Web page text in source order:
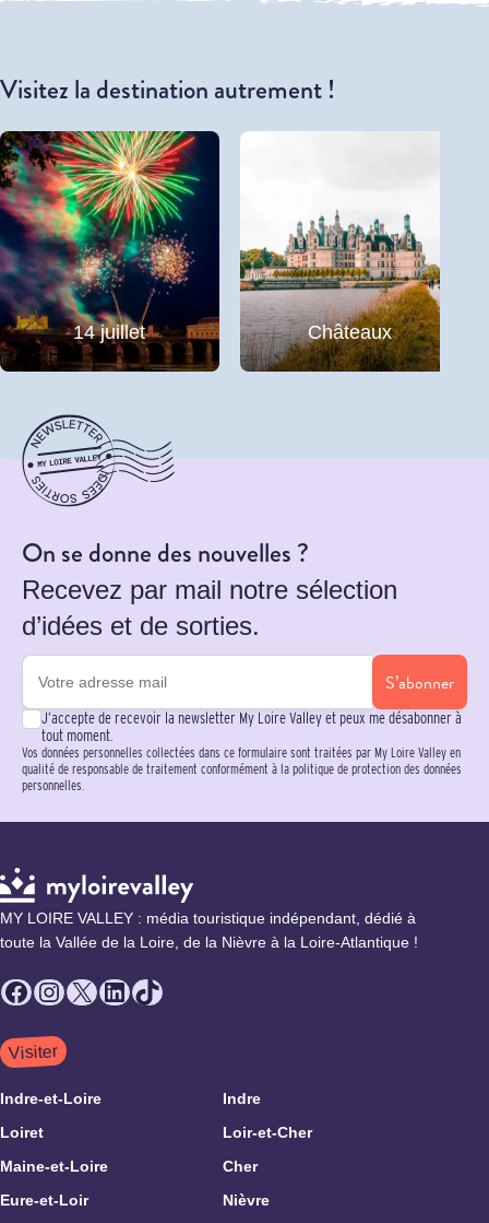
Visitez la destination autrement !
14 juillet Châteaux
On se donne des nouvelles ?
Recevez par mail notre sélection
d’idées et de sorties.
S’abonner
J’accepte de recevoir la newsletter My Loire Valley et peux me désabonner à
tout moment.
Vos données personnelles collectées dans ce formulaire sont traitées par My Loire Valley en
qualité de responsable de traitement conformément à la politique de protection des données
personnelles.
MY LOIRE VALLEY : média touristique indépendant, dédié à
toute la Vallée de la Loire, de la Nièvre à la Loire-Atlantique !
Facebook
Instagram
X LinkedIn
TikTok
Visiter
Indre-et-Loire
Indre
Loiret
Loir-et-Cher
Maine-et-Loire
Cher
Eure-et-Loir
Nièvre